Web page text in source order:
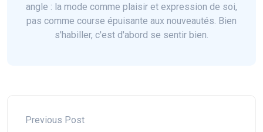
angle : la mode comme plaisir et expression de soi,
pas comme course épuisante aux nouveautés. Bien
s'habiller, c'est d'abord se sentir bien.
Previous Post